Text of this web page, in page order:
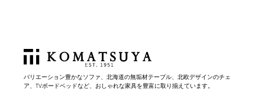
バリエーション豊かなソファ、北海道の無垢材テーブル、北欧デザインのチェ
ア、TVボードベッドなど、おしゃれな家具を豊富に取り揃えています。